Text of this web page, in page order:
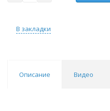
В закладки
Описание Видео